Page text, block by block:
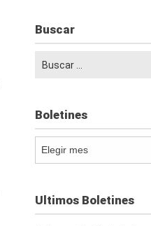
Buscar
Boletines
Ultimos Boletines